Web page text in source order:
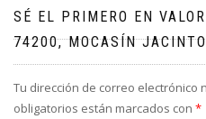
SÉ EL PRIMERO EN
74200, MOCASÍN
Tu dirección de correo electrónico
obligatorios están marcados con *